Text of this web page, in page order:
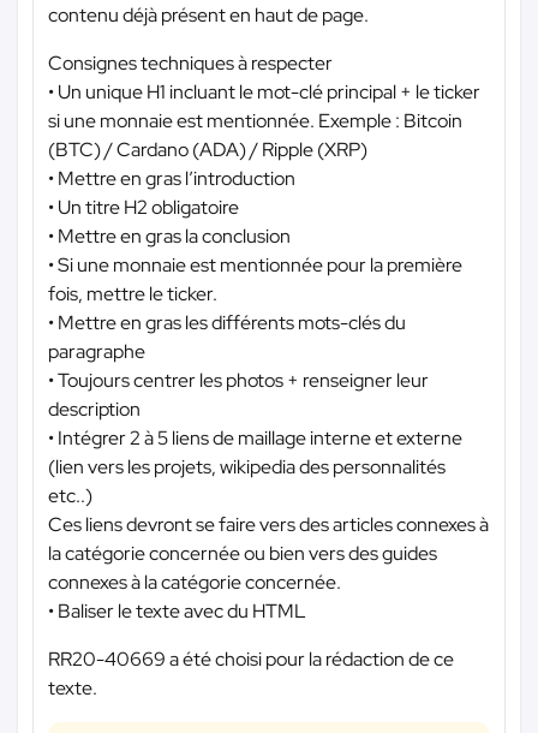
contenu déjà présent en haut de page.
Consignes techniques à respecter
• Un unique H1 incluant le mot-clé principal + le ticker
si une monnaie est mentionnée. Exemple : Bitcoin
(BTC) / Cardano (ADA) / Ripple (XRP)
• Mettre en gras l’introduction
• Un titre H2 obligatoire
• Mettre en gras la conclusion
• Si une monnaie est mentionnée pour la première
fois, mettre le ticker.
• Mettre en gras les différents mots-clés du
paragraphe
• Toujours centrer les photos + renseigner leur
description
• Intégrer 2 à 5 liens de maillage interne et externe
(lien vers les projets, wikipedia des personnalités
etc..)
Ces liens devront se faire vers des articles connexes à
la catégorie concernée ou bien vers des guides
connexes à la catégorie concernée.
• Baliser le texte avec du HTML
RR20-40669 a été choisi pour la rédaction de ce
texte.